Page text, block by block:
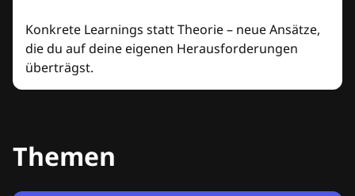
Konkrete Learnings statt Theorie – neue Ansätze,
die du auf deine eigenen Herausforderungen
überträgst.
Themen